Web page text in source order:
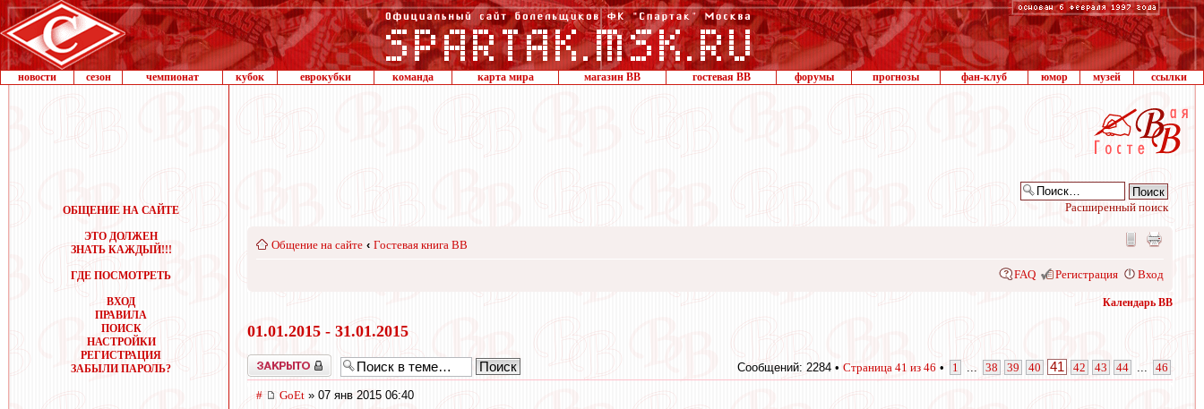
новости сезон чемпионат кубок еврокубки команда карта мира магазин ВВ гостевая ВВ форумы прогнозы фан-клуб юмор музей ссылки
ОБЩЕНИЕ НА САЙТЕ
ЭТО ДОЛЖЕН
ЗНАТЬ КАЖДЫЙ!!!
ГДЕ ПОСМОТРЕТЬ
ВХОД
ПРАВИЛА
ПОИСК
НАСТРОЙКИ
РЕГИСТРАЦИЯ
ЗАБЫЛИ ПАРОЛЬ?
Расширенный поиск
Общение на сайте ‹ Гостевая книга ВВ
FAQ Регистрация Вход
Календарь ВВ
01.01.2015 - 31.01.2015
Закрыто Сообщений: 2284 • Страница 41 из 46 • 1 38 39 40 41 42 43 44 46
# GoEt » 07 янв 2015 06:40